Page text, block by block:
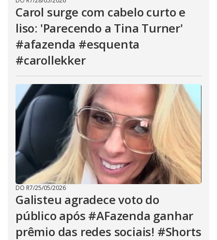
Carol surge com cabelo curto e
liso: 'Parecendo a Tina Turner'
#afazenda #esquenta
#carollekker
DO R7/25/05/2026
Galisteu agradece voto do
público após #AFazenda ganhar
prêmio das redes sociais! #Shorts